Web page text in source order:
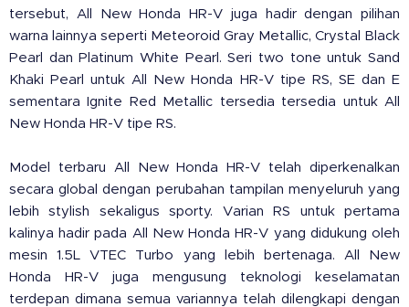
tersebut, All New Honda HR-V juga hadir dengan pilihan
warna lainnya seperti Meteoroid Gray Metallic, Crystal Black
Pearl dan Platinum White Pearl. Seri two tone untuk Sand
Khaki Pearl untuk All New Honda HR-V tipe RS, SE dan E
sementara Ignite Red Metallic tersedia tersedia untuk All
New Honda HR-V tipe RS.
Model terbaru All New Honda HR-V telah diperkenalkan
secara global dengan perubahan tampilan menyeluruh yang
lebih stylish sekaligus sporty. Varian RS untuk pertama
kalinya hadir pada All New Honda HR-V yang didukung oleh
mesin 1.5L VTEC Turbo yang lebih bertenaga. All New
Honda HR-V juga mengusung teknologi keselamatan
terdepan dimana semua variannya telah dilengkapi dengan